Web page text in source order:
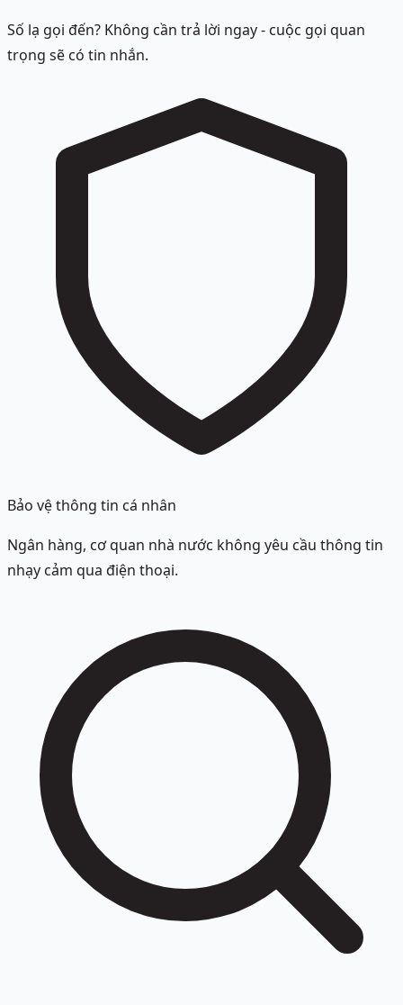
Số lạ gọi đến? Không cần trả lời ngay - cuộc gọi quan
trọng sẽ có tin nhắn.
Bảo vệ thông tin cá nhân
Ngân hàng, cơ quan nhà nước không yêu cầu thông tin
nhạy cảm qua điện thoại.